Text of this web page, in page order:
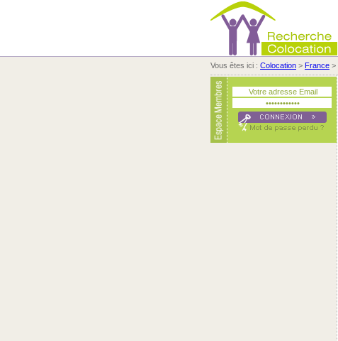
Vous êtes ici : Colocation > France >